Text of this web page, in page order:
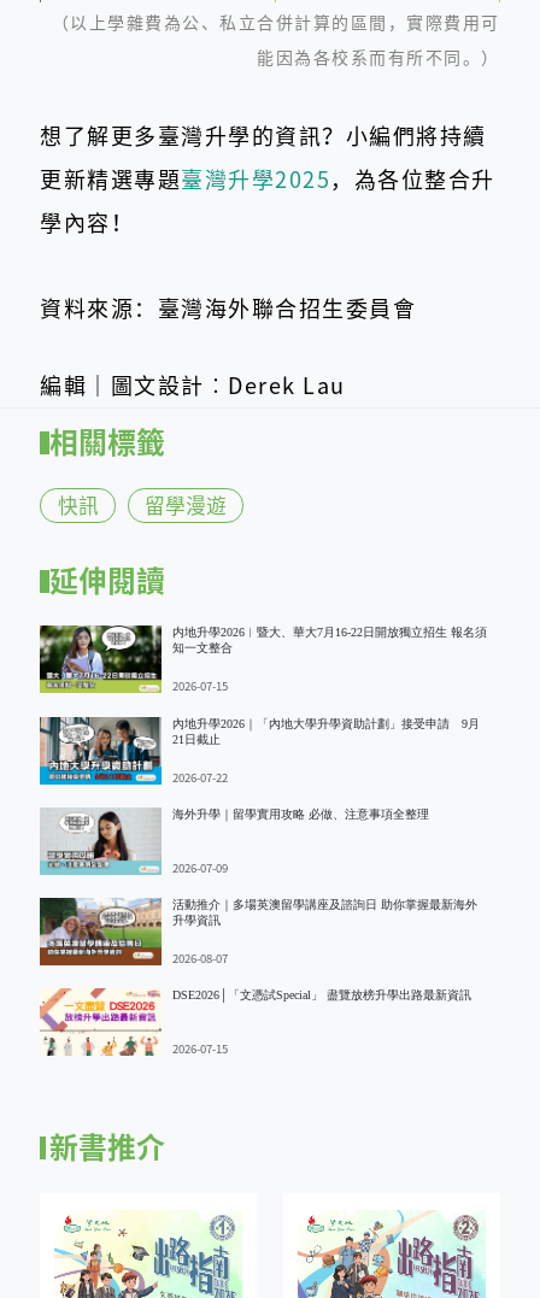
（以上學雜費為公、私立合併計算的區間，實際費用可
能因為各校系而有所不同。）
想了解更多臺灣升學的資訊？小編們將持續
更新精選專題臺灣升學2025 ，為各位整合升
學內容！
資料來源：臺灣海外聯合招生委員會
編輯｜圖文設計︰Derek Lau
相關標籤
快訊 留學漫遊
延伸閱讀
内地升學2026︱暨大、華大7月16-22日開放獨立招生 報名須
知一文整合
2026-07-15
內地升學2026｜「內地大學升學資助計劃」接受申請 9月
21日截止
2026-07-22
海外升學｜留學實用攻略 必做、注意事項全整理
2026-07-09
活動推介｜多場英澳留學講座及諮詢日 助你掌握最新海外
升學資訊
2026-08-07
DSE2026│「文憑試Special」 盡覽放榜升學出路最新資訊
2026-07-15
新書推介